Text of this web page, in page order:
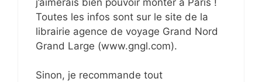
Toutes les infos sont sur le site de la
librairie agence de voyage Grand Nord
Grand Large (www.gngl.com).
Sinon, je recommande tout